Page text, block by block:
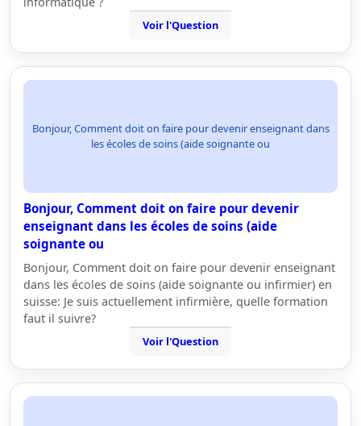
Voir l'Question
Bonjour, Comment doit on faire pour devenir enseignant dans
les écoles de soins (aide soignante ou
Bonjour, Comment doit on faire pour devenir
enseignant dans les écoles de soins (aide
soignante ou
Bonjour, Comment doit on faire pour devenir enseignant
dans les écoles de soins (aide soignante ou infirmier) en
suisse: Je suis actuellement infirmière, quelle formation
faut il suivre?
Voir l'Question